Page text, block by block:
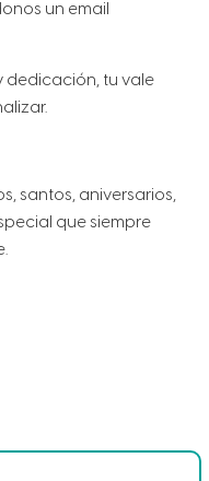
un email
dedicación, tu vale
santos, aniversarios,
que siempre